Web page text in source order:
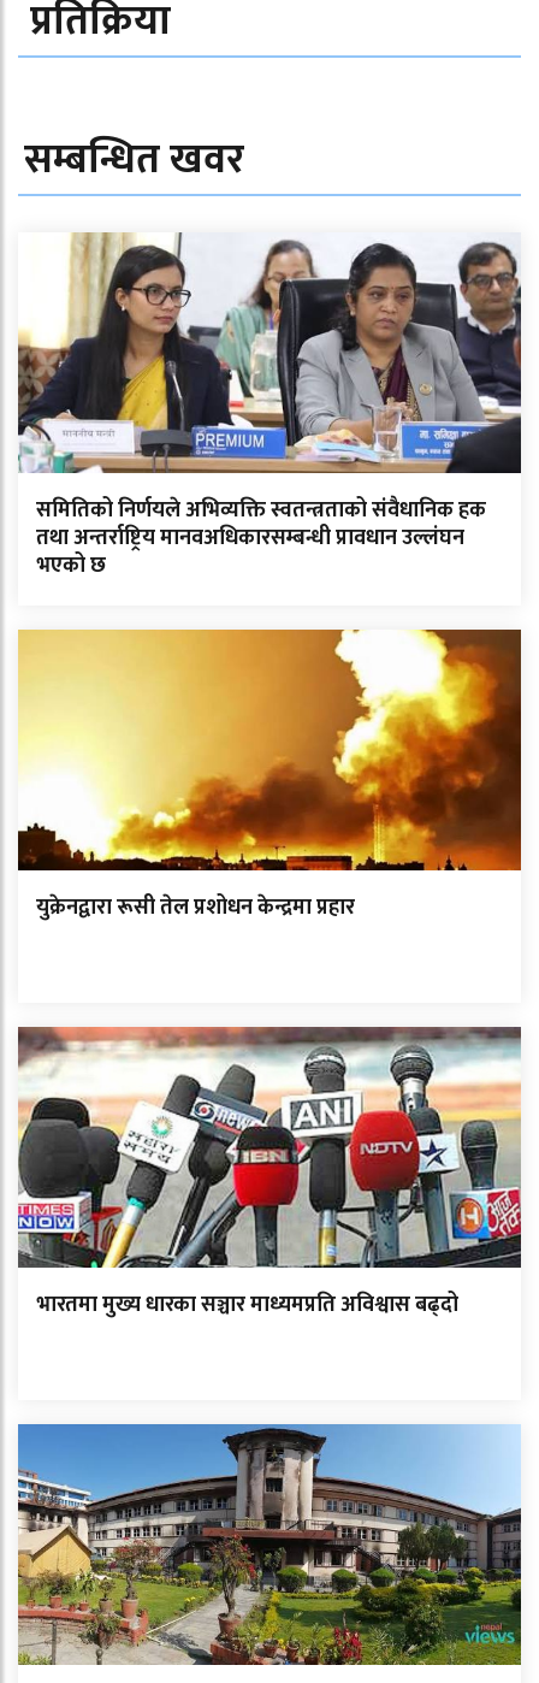
प्रतिक्रिया
सम्बन्धित खवर
समितिको निर्णयले अभिव्यक्ति स्वतन्त्रताको संवैधानिक हक
तथा अन्तर्राष्ट्रिय मानवअधिकारसम्बन्धी प्रावधान उल्लंघन
भएको छ
युक्रेनद्वारा रूसी तेल प्रशोधन केन्द्रमा प्रहार
भारतमा मुख्य धारका सञ्चार माध्यमप्रति अविश्वास बढ्दो